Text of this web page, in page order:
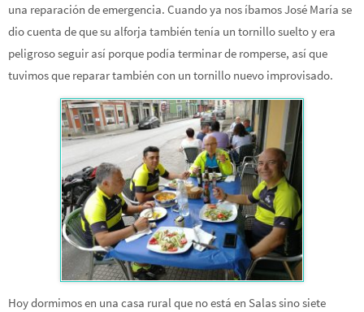
una reparación de emergencia. Cuando ya nos íbamos José María se
dio cuenta de que su alforja también tenía un tornillo suelto y era
peligroso seguir así porque podía terminar de romperse, así que
tuvimos que reparar también con un tornillo nuevo improvisado.
Hoy dormimos en una casa rural que no está en Salas sino siete